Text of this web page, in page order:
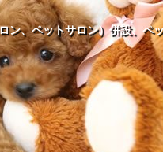
ン、ペットサロン）併設、